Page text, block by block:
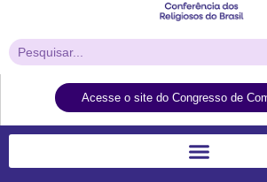
Acesse o site do Congresso de